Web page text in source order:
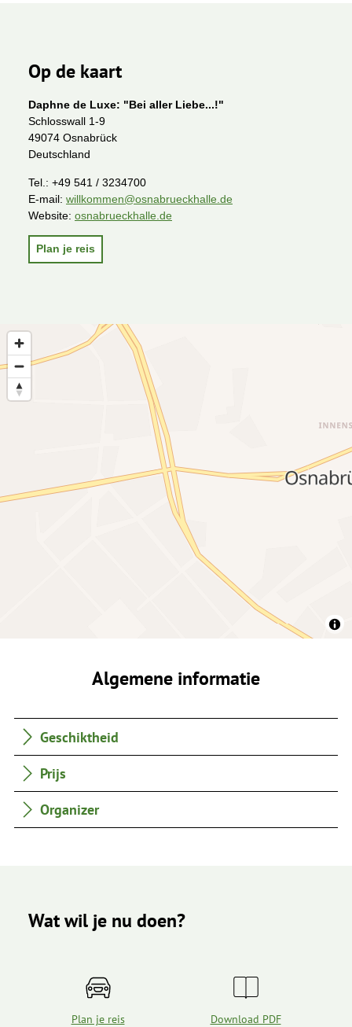
Op de kaart
Daphne de Luxe: "Bei aller Liebe...!"
Schlosswall 1-9
49074 Osnabrück
Deutschland
Tel.: +49 541 / 3234700
E-mail: willkommen@osnabrueckhalle.de
Website: osnabrueckhalle.de
Plan je reis
Algemene informatie
Geschiktheid
Prijs
Organizer
Wat wil je nu doen?
Plan je reis Download PDF